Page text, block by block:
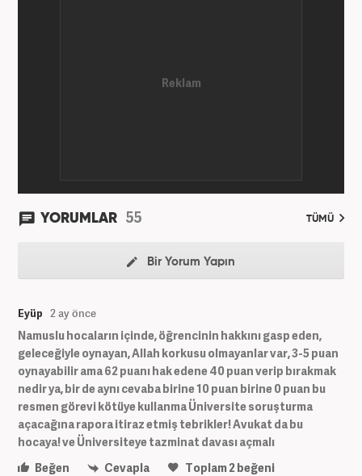
YORUMLAR 55 TÜMÜ
Bir Yorum Yapın
Eyüp 2 ay önce
Namuslu hocaların içinde, öğrencinin hakkını gasp eden,
geleceğiyle oynayan, Allah korkusu olmayanlar var, 3-5 puan
oynayabilir ama 62 puanı hak edene 40 puan verip bırakmak
nedir ya, bir de aynı cevaba birine 10 puan birine 0 puan bu
resmen görevi kötüye kullanma Üniversite soruşturma
açacağına rapora itiraz etmiş tebrikler! Avukat da bu
hocaya! ve Üniversiteye tazminat davası açmalı
Beğen
Cevapla Toplam2 beğeni